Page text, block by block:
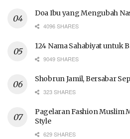
Doa Ibu yang Mengubah
4096 SHARES
124 Nama Sahabiyat untuk
9049 SHARES
Shobrun Jamil, Bersabar
323 SHARES
Pagelaran Fashion Muslim
Style
629 SHARES